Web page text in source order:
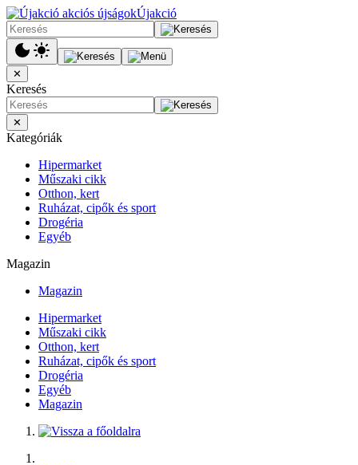
Újakció
✕
Keresés
✕
Kategóriák
Hipermarket
Műszaki cikk
Otthon, kert
Ruházat, cipők és sport
Drogéria
Egyéb
Magazin
Magazin
Hipermarket
Műszaki cikk
Otthon, kert
Ruházat, cipők és sport
Drogéria
Egyéb
Magazin